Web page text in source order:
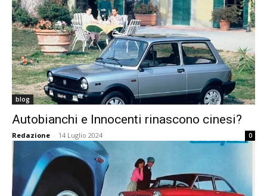
blog
Autobianchi e Innocenti rinascono cinesi?
Redazione - 14 Luglio 2024 0